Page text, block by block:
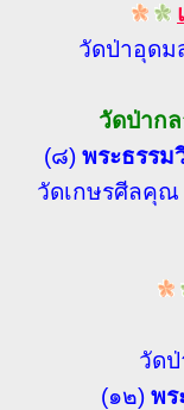
วัดป่าอุด
วัดป่าก
(๘) พระธรร
วัดเกษรศีลคุณ
วัดป่
(๑๒) พร